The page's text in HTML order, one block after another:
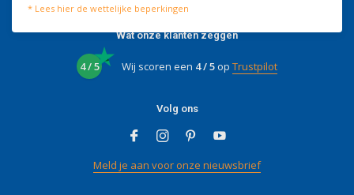
Wat onze klanten zeggen
4 / 5 Wij scoren een 4 / 5op Trustpilot
Volg ons
Meld je aan voor onze nieuwsbrief
* Lees hier de wettelijke beperkingen